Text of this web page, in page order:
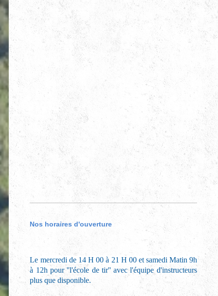
Nos horaires d'ouverture
Le mercredi de 14 H 00 à 21 H 00 et samedi Matin 9h
à 12h pour ''l'école de tir'' avec l'équipe d'instructeurs
plus que disponible.